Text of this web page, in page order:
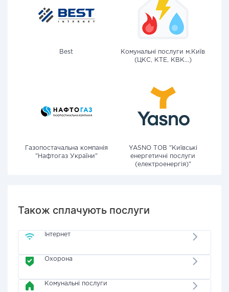
Best
Комунальні послуги м.Київ
(ЦКС, КТЕ, КВК...)
Газопостачальна компанія
"Нафтогаз України"
YASNO ТОВ "Київські
енергетичні послуги
(електроенергія)"
Також сплачують послуги
Інтернет
Охорона
Комунальні послуги